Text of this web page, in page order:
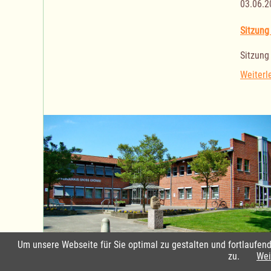
Standort Groß Grönau
Um unsere Webseite für Sie optimal zu gestalten und
zu.